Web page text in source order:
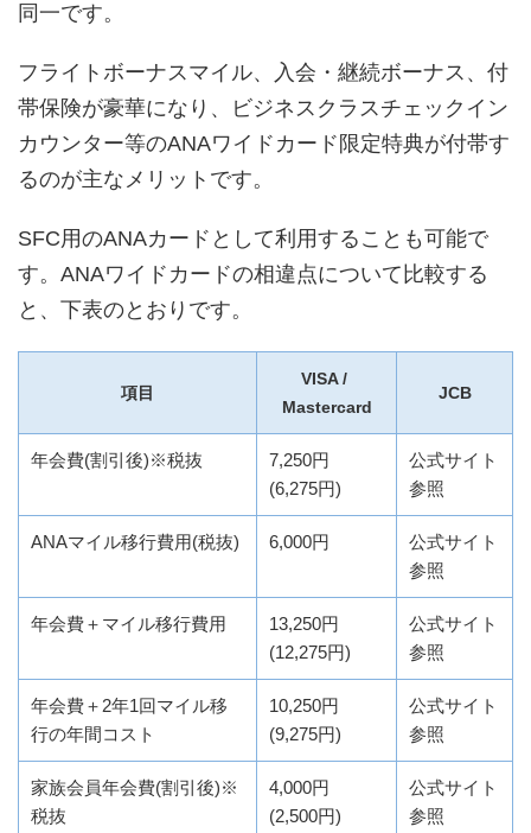
同一です。
フライトボーナスマイル、入会・継続ボーナス、付
帯保険が豪華になり、ビジネスクラスチェックイン
カウンター等のANAワイドカード限定特典が付帯す
るのが主なメリットです。
SFC用のANAカードとして利用することも可能で
す。ANAワイドカードの相違点について比較する
と、下表のとおりです。
項目
VISA /
Mastercard
JCB
年会費(割引後)※税抜
7,250円
(6,275円)
公式サイト
参照
ANAマイル移行費用(税抜) 6,000円
公式サイト
参照
年会費＋マイル移行費用
13,250円
(12,275円)
公式サイト
参照
年会費＋2年1回マイル移
行の年間コスト
10,250円
(9,275円)
公式サイト
参照
家族会員年会費(割引後)※
税抜
4,000円
(2,500円)
公式サイト
参照